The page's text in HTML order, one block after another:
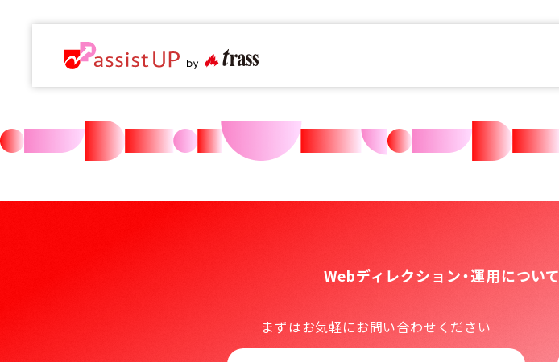
Webディレクション・運用について
まずはお気軽にお問い合わせください